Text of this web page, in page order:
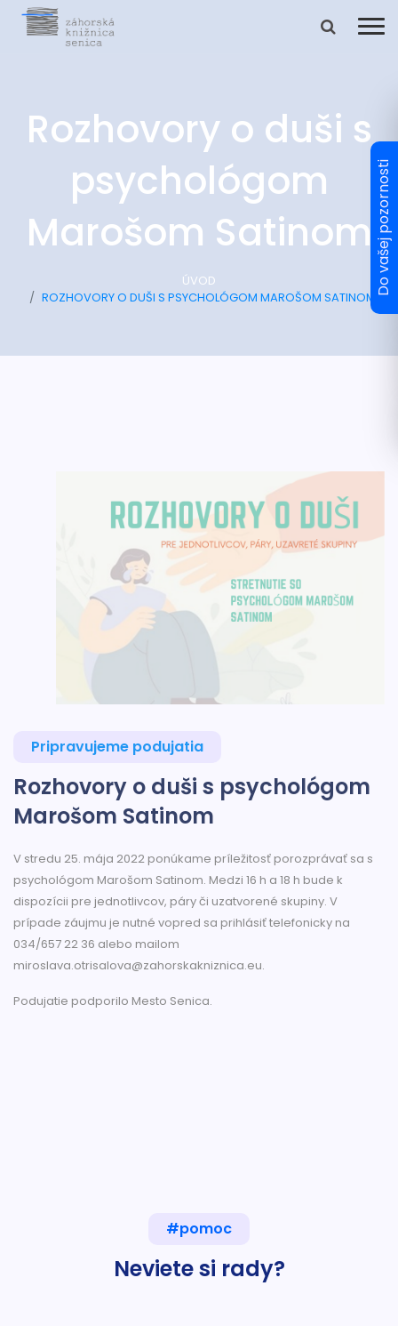
Rozhovory o duši s
psychológom
Marošom Satinom
ÚVOD
ROZHOVORY O DUŠI S PSYCHOLÓGOM MAROŠOM SATINOM
Pripravujeme podujatia
Rozhovory o duši s psychológom
Marošom Satinom
V stredu 25. mája 2022 ponúkame príležitosť porozprávať sa s
psychológom Marošom Satinom. Medzi 16 h a 18 h bude k
dispozícii pre jednotlivcov, páry či uzatvorené skupiny. V
prípade záujmu je nutné vopred sa prihlásiť telefonicky na
034/657 22 36 alebo mailom
miroslava.otrisalova@zahorskakniznica.eu.
Podujatie podporilo Mesto Senica.
#pomoc
Neviete si rady?